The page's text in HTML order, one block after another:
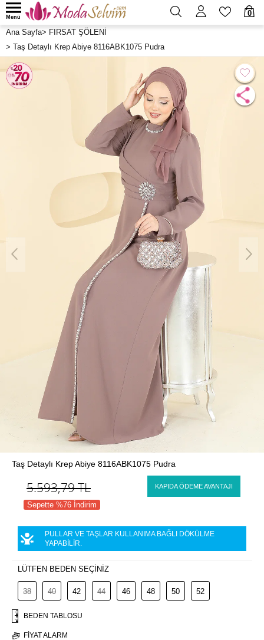
0
Menü
Ana Sayfa> FIRSAT ŞÖLENİ
> Taş Detaylı Krep Abiye 8116ABK1075 Pudra
Taş Detaylı Krep Abiye 8116ABK1075 Pudra
5.593,79TL KAPIDA ÖDEME AVANTAJI
Sepette %76 İndirim
PULLAR VE TAŞLAR KULLANIMA BAĞLI DÖKÜLME
YAPABİLİR.
LÜTFEN BEDEN SEÇİNİZ
38 40 42 44 46 48 50 52
BEDEN TABLOSU
FIYAT ALARM